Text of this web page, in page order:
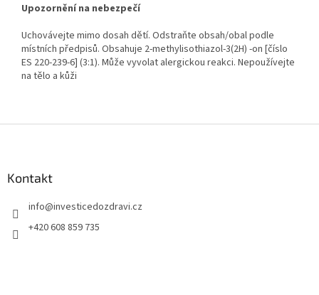
Upozornění na nebezpečí
Uchovávejte mimo dosah dětí. Odstraňte obsah/obal podle
místních předpisů. Obsahuje 2-methylisothiazol-3(2H) -on [číslo
ES 220-239-6] (3:1). Může vyvolat alergickou reakci. Nepoužívejte
na tělo a kůži
Kontakt
info@investicedozdravi.cz
+420 608 859 735